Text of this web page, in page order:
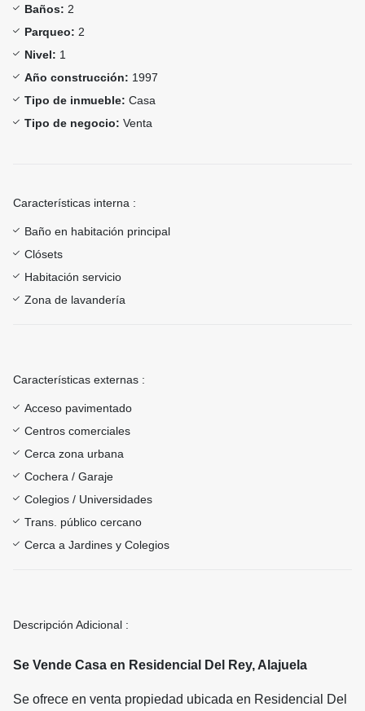
Baños: 2
Parqueo: 2
Nivel: 1
Año construcción: 1997
Tipo de inmueble: Casa
Tipo de negocio: Venta
Características interna :
Baño en habitación principal
Clósets
Habitación servicio
Zona de lavandería
Características externas :
Acceso pavimentado
Centros comerciales
Cerca zona urbana
Cochera / Garaje
Colegios / Universidades
Trans. público cercano
Cerca a Jardines y Colegios
Descripción Adicional :
Se Vende Casa en Residencial Del Rey, Alajuela
Se ofrece en venta propiedad ubicada en Residencial Del